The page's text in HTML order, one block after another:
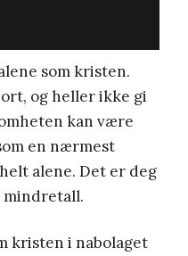
som kristen.
og heller ikke gi
kan være
en nærmest
alene. Det er deg
mindretall.
kristen i nabolaget